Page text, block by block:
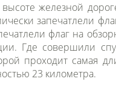
железной
запечатлели
флаг на
Где совершили
проходит самая
23 километра.